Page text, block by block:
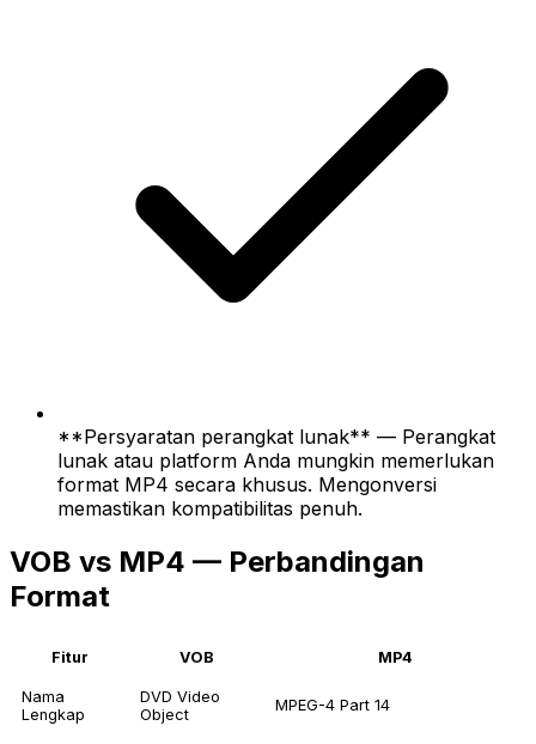
**Persyaratan perangkat lunak** — Perangkat
lunak atau platform Anda mungkin memerlukan
format MP4 secara khusus. Mengonversi
memastikan kompatibilitas penuh.
VOB vs MP4 — Perbandingan
Format
Fitur VOB MP4
Nama
Lengkap
DVD Video
Object
MPEG-4 Part 14